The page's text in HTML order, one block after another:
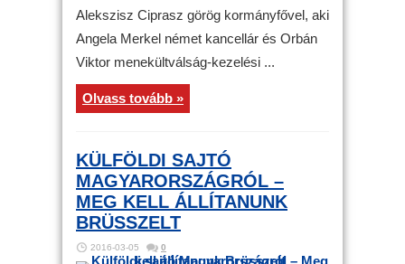
Alekszisz Ciprasz görög kormányfővel, aki
Angela Merkel német kancellár és Orbán
Viktor menekültválság-kezelési ...
Olvass tovább »
KÜLFÖLDI SAJTÓ
MAGYARORSZÁGRÓL –
MEG KELL ÁLLÍTANUNK
BRÜSSZELT
2016-03-05 0